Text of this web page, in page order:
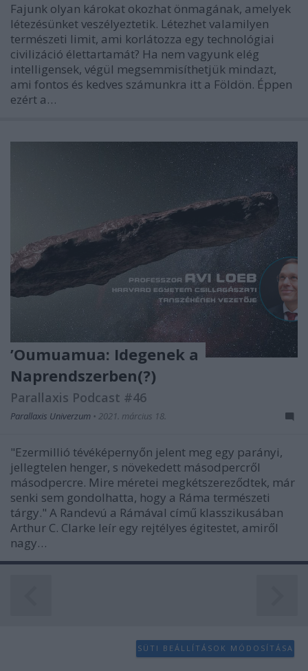
Fajunk olyan károkat okozhat önmagának, amelyek
létezésünket veszélyeztetik. Létezhet valamilyen
természeti limit, ami korlátozza egy technológiai
civilizáció élettartamát? Ha nem vagyunk elég
intelligensek, végül megsemmisíthetjük mindazt,
ami fontos és kedves számunkra itt a Földön. Éppen
ezért a…
’Oumuamua: Idegenek a
Naprendszerben(?)
Parallaxis Podcast #46
Parallaxis Univerzum • 2021. március 18.
"Ezermillió tévéképernyőn jelent meg egy parányi,
jellegtelen henger, s növekedett másodpercről
másodpercre. Mire méretei megkétszereződtek, már
senki sem gondolhatta, hogy a Ráma természeti
tárgy." A Randevú a Rámával című klasszikusában
Arthur C. Clarke leír egy rejtélyes égitestet, amiről
nagy…
SÜTI BEÁLLÍTÁSOK MÓDOSÍTÁSA